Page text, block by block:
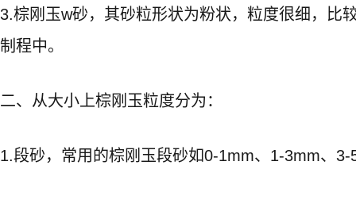
3.棕刚玉w砂，其砂粒形状为粉状，粒度很细，比
制程中。
二、从大小上棕刚玉粒度分为：
1.段砂，常用的棕刚玉段砂如0-1mm、1-3mm、